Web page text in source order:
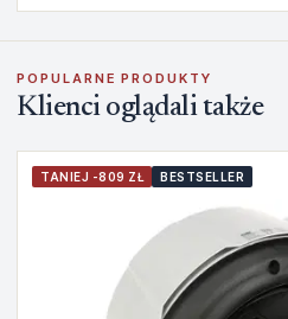
POPULARNE PRODUKTY
Klienci oglądali także
TANIEJ -809 ZŁ BESTSELLER